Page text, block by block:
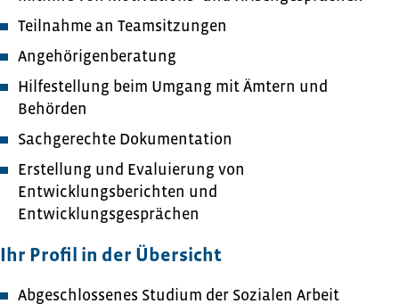
Teilnahme an Teamsitzungen
Angehörigenberatung
Hilfestellung beim Umgang mit Ämtern und
Behörden
Sachgerechte Dokumentation
Erstellung und Evaluierung von
Entwicklungsberichten und
Entwicklungsgesprächen
Ihr Profil in der Übersicht
Abgeschlossenes Studium der Sozialen Arbeit